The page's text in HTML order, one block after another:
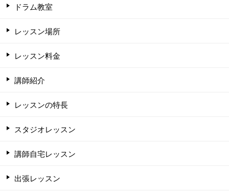
ドラム教室
レッスン場所
レッスン料金
講師紹介
レッスンの特長
スタジオレッスン
講師自宅レッスン
出張レッスン